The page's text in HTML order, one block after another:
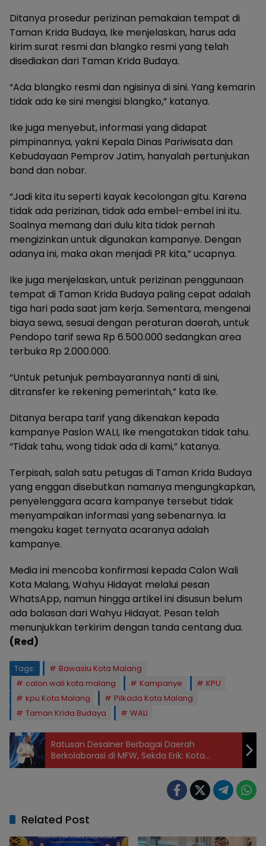
Ditanya prosedur perizinan pemakaian tempat di
Taman Krida Budaya, Ike menjelaskan, harus ada
kirim surat resmi dan blangko resmi yang telah
disediakan dari Taman Krida Budaya.
“Ada blangko resmi dan ngisinya di sini. Yang kemarin
tidak ada ke sini mengisi blangko,” katanya.
Ike juga menyebut, informasi yang didapat
pimpinannya, yakni Kepala Dinas Pariwisata dan
Kebudayaan Pemprov Jatim, hanyalah pertunjukan
band dan nobar.
“Jadi kita itu seperti kayak kecolongan gitu. Karena
tidak ada perizinan, tidak ada embel-embel ini itu.
Soalnya memang dari dulu kita tidak pernah
mengizinkan untuk digunakan kampanye. Dengan
adanya ini, maka akan menjadi PR kita,” ucapnya.
Ike juga menjelaskan, untuk perizinan penggunaan
tempat di Taman Krida Budaya paling cepat adalah
tiga hari pada saat jam kerja. Sementara, mengenai
biaya sewa, sesuai dengan peraturan daerah, untuk
Pendopo tarif sewa Rp 6.500.000 sedangkan area
terbuka Rp 2.000.000.
“Untuk petunjuk pembayarannya nanti di sini,
ditransfer ke rekening pemerintah,” kata Ike.
Ditanya berapa tarif yang dikenakan kepada
kampanye Paslon WALI, Ike mengatakan tidak tahu.
“Tidak tahu, wong tidak ada di kami,” katanya.
Terpisah, salah satu petugas di Taman Krida Budaya
yang enggan disebutkan namanya mengungkapkan,
penyelenggara acara kampanye tersebut tidak
menyampaikan informasi yang sebenarnya. Ia
mengaku kaget ternyata acaranya adalah
kampanye.
Media ini mencoba konfirmasi kepada Calon Wali
Kota Malang, Wahyu Hidayat melalui pesan
WhatsApp, namun hingga artikel ini disusun belum
ada balasan dari Wahyu Hidayat. Pesan telah
menunjukkan terkirim dengan tanda centang dua.
(Red)
Tags:
Bawaslu Kota Malang
calon wali kota malang
Kampanye
KPU
kpu Kota Malang
Pilkada Kota Malang
Taman Krida Budaya
WALI
Ratusan Desainer Berbagai Daerah
Berkolaborasi di MFW, Sekda Erik: Kota
Malang Terus Bergerak menjadi Kota Kreatif
Related Post